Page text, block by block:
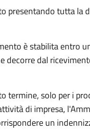
presentando tutta la
è stabilita entro
decorre dal
termine,solo per i
di impresa,
un